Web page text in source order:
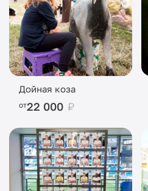
Дойная коза
от22 000 ₽